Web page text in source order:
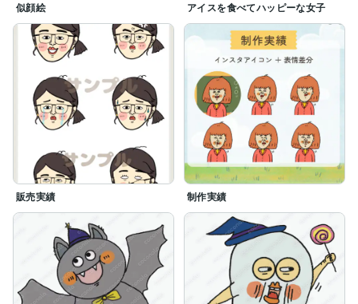
似顔絵 アイスを食べてハッピーな女子
販売実績 制作実績